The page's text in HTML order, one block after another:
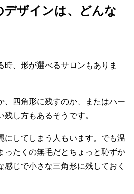
デザインは、どんな
時、形が選べるサロンもありま
、四角形に残すのか、またはハー
残し方もあるそうです。
にしてしまう人もいます。でも温
ったくの無毛だとちょっと恥ずか
感じで小さな三角形に残しておく